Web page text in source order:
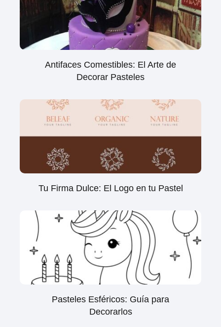
Antifaces Comestibles: El Arte de
Decorar Pasteles
Tu Firma Dulce: El Logo en tu Pastel
Pasteles Esféricos: Guía para
Decorarlos